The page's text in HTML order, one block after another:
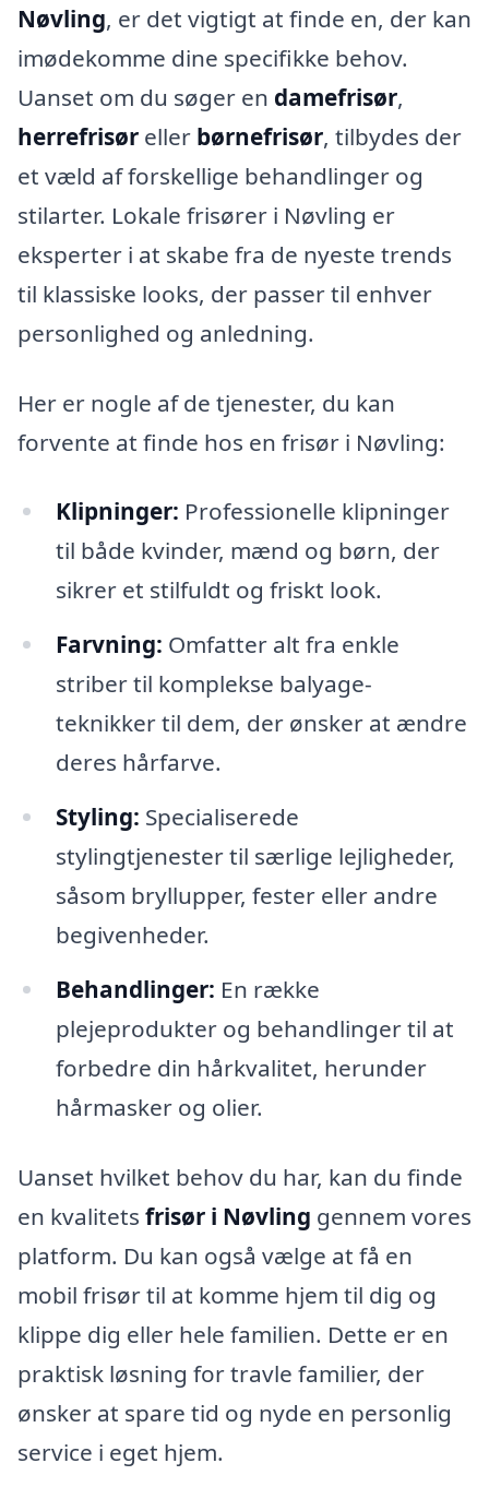
Nøvling, er det vigtigt at finde en, der kan
imødekomme dine specifikke behov.
Uanset om du søger en damefrisør,
herrefrisør eller børnefrisør, tilbydes der
et væld af forskellige behandlinger og
stilarter. Lokale frisører i Nøvling er
eksperter i at skabe fra de nyeste trends
til klassiske looks, der passer til enhver
personlighed og anledning.
Her er nogle af de tjenester, du kan
forvente at finde hos en frisør i Nøvling:
Klipninger: Professionelle klipninger
til både kvinder, mænd og børn, der
sikrer et stilfuldt og friskt look.
Farvning: Omfatter alt fra enkle
striber til komplekse balyage-
teknikker til dem, der ønsker at ændre
deres hårfarve.
Styling: Specialiserede
stylingtjenester til særlige lejligheder,
såsom bryllupper, fester eller andre
begivenheder.
Behandlinger: En række
plejeprodukter og behandlinger til at
forbedre din hårkvalitet, herunder
hårmasker og olier.
Uanset hvilket behov du har, kan du finde
en kvalitets frisør i Nøvling gennem vores
platform. Du kan også vælge at få en
mobil frisør til at komme hjem til dig og
klippe dig eller hele familien. Dette er en
praktisk løsning for travle familier, der
ønsker at spare tid og nyde en personlig
service i eget hjem.